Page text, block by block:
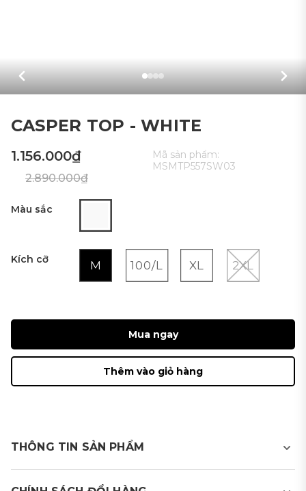
CASPER TOP - WHITE
1.156.000₫
2.890.000₫
Mã sản phẩm:
MSMTP557SW03
Màu sắc
Kích cỡ M 100/L XL 2XL
Mua ngay
Thêm vào giỏ hàng
THÔNG TIN SẢN PHẨM